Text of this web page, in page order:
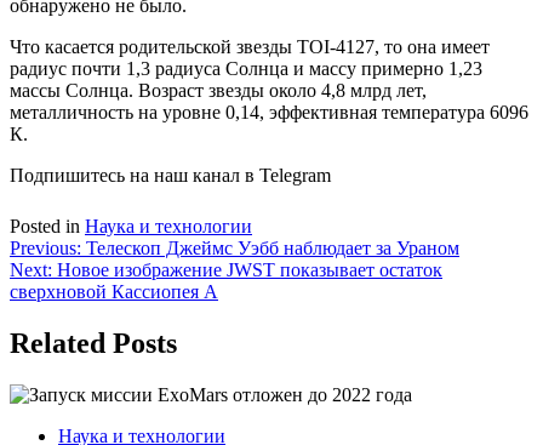
обнаружено не было.
Что касается родительской звезды TOI-4127, то она имеет
радиус почти 1,3 радиуса Солнца и массу примерно 1,23
массы Солнца. Возраст звезды около 4,8 млрд лет,
металличность на уровне 0,14, эффективная температура 6096
К.
Подпишитесь на наш канал в Telegram
Posted in Наука и технологии
Навигация
по
Previous: Телескоп Джеймс Уэбб наблюдает за Ураном
Next: Новое изображение JWST показывает остаток
сверхновой Кассиопея A
Related Posts
Наука и технологии